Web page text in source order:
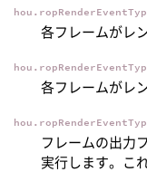
各フレームがレ
各フレームがレ
フレームの出力
実行します。こ